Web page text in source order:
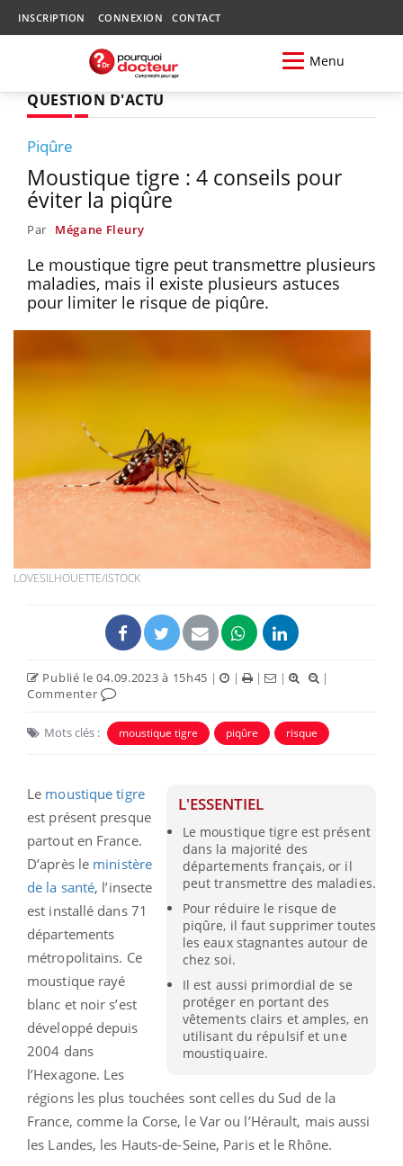
INSCRIPTION CONNEXION CONTACT
Menu
QUESTION D'ACTU
Piqûre
Moustique tigre : 4 conseils pour
éviter la piqûre
Par Mégane Fleury
Le moustique tigre peut transmettre plusieurs
maladies, mais il existe plusieurs astuces
pour limiter le risque de piqûre.
LOVESILHOUETTE/ISTOCK
Publié le 04.09.2023 à 15h45 | | | |
|
Commenter
Mots clés : moustique tigre piqûre risque
L'ESSENTIEL
Le moustique tigre est présent
dans la majorité des
départements français, or il
peut transmettre des maladies.
Pour réduire le risque de
piqûre, il faut supprimer toutes
les eaux stagnantes autour de
chez soi.
Il est aussi primordial de se
protéger en portant des
vêtements clairs et amples, en
utilisant du répulsif et une
moustiquaire.
Le moustique tigre
est présent presque
partout en France.
D’après le ministère
de la santé, l’insecte
est installé dans 71
départements
métropolitains. Ce
moustique rayé
blanc et noir s’est
développé depuis
2004 dans
l’Hexagone. Les
régions les plus touchées sont celles du Sud de la
France, comme la Corse, le Var ou l’Hérault, mais aussi
les Landes, les Hauts-de-Seine, Paris et le Rhône.